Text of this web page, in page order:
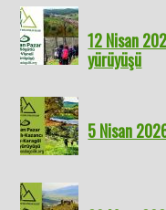
12 Nisan
yürüyüşü
5 Nisan